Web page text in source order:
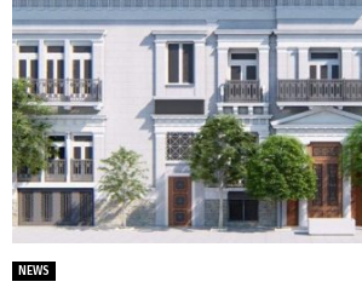
NEWS